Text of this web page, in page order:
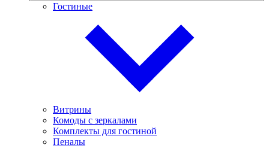
Гостиные
Витрины
Комоды с зеркалами
Комплекты для гостиной
Пеналы